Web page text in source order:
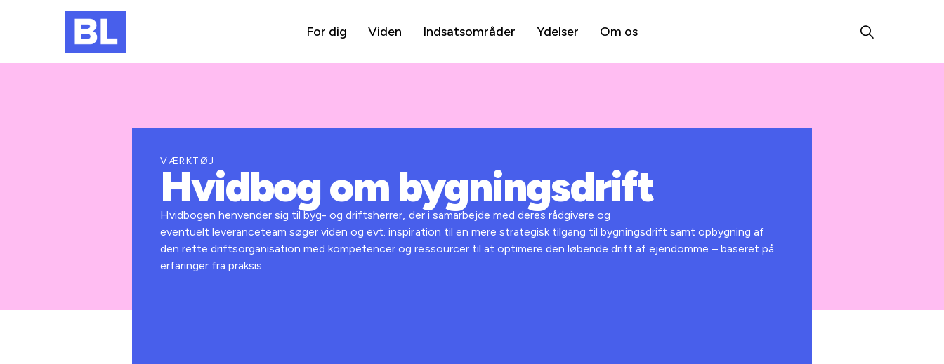
For dig Viden Indsatsområder Ydelser Om os
VÆRKTØJ
Hvidbog om bygningsdrift
Hvidbogen henvender sig til byg- og driftsherrer, der i samarbejde med deres rådgivere og
eventuelt leveranceteam søger viden og evt. inspiration til en mere strategisk tilgang til bygningsdrift samt opbygning af
den rette driftsorganisation med kompetencer og ressourcer til at optimere den løbende drift af ejendomme – baseret på
erfaringer fra praksis.